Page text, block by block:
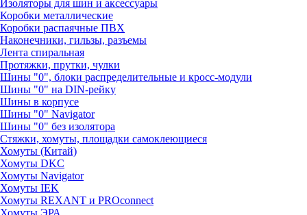
Изоляторы для шин и аксессуары
Коробки металлические
Коробки распаячные ПВХ
Наконечники, гильзы, разъемы
Лента спиральная
Протяжки, прутки, чулки
Шины "0", блоки распределительные и кросс-модули
Шины "0" на DIN-рейку
Шины в корпусе
Шины "0" Navigator
Шины "0" без изолятора
Стяжки, хомуты, площадки самоклеющиеся
Хомуты (Китай)
Хомуты DKC
Хомуты Navigator
Хомуты IEK
Хомуты REXANT и PROconnect
Хомуты ЭРА